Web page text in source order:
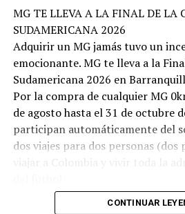
MG TE LLEVA A LA FINAL DE LA
SUDAMERICANA 2026
Adquirir un MG jamás tuvo un
emocionante. MG te lleva a la
Sudamericana 2026 en
Por la compra de cualquier MG
de agosto hasta el 31 de octubre
participan automáticamente del
dos viajes para dos personas (dos
CONTINUAR